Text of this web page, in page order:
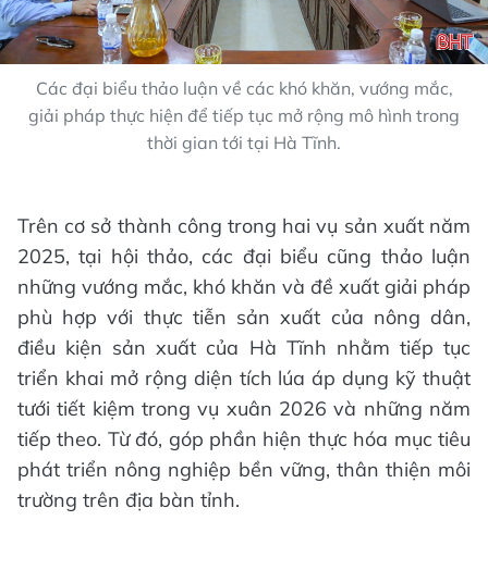
Các đại biểu thảo luận về các khó khăn, vướng mắc,
giải pháp thực hiện để tiếp tục mở rộng mô hình trong
thời gian tới tại Hà Tĩnh.
Trên cơ sở thành công trong hai vụ sản xuất năm
2025, tại hội thảo, các đại biểu cũng thảo luận
những vướng mắc, khó khăn và đề xuất giải pháp
phù hợp với thực tiễn sản xuất của nông dân,
điều kiện sản xuất của Hà Tĩnh nhằm tiếp tục
triển khai mở rộng diện tích lúa áp dụng kỹ thuật
tưới tiết kiệm trong vụ xuân 2026 và những năm
tiếp theo. Từ đó, góp phần hiện thực hóa mục tiêu
phát triển nông nghiệp bền vững, thân thiện môi
trường trên địa bàn tỉnh.